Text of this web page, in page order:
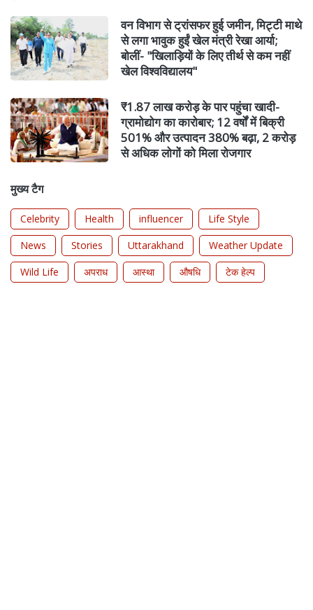
वन विभाग से ट्रांसफर हुई जमीन, मिट्टी माथे
से लगा भावुक हुईं खेल मंत्री रेखा आर्या;
बोलीं- "खिलाड़ियों के लिए तीर्थ से कम नहीं
खेल विश्वविद्यालय"
₹1.87 लाख करोड़ के पार पहुंचा खादी-
ग्रामोद्योग का कारोबार; 12 वर्षों में बिक्री
501% और उत्पादन 380% बढ़ा, 2 करोड़
से अधिक लोगों को मिला रोजगार
मुख्य टैग
Celebrity Health influencer
Life Style
News
Stories Uttarakhand
Weather Update
Wild Life
अपराध आस्था औषधि टेक हेल्प